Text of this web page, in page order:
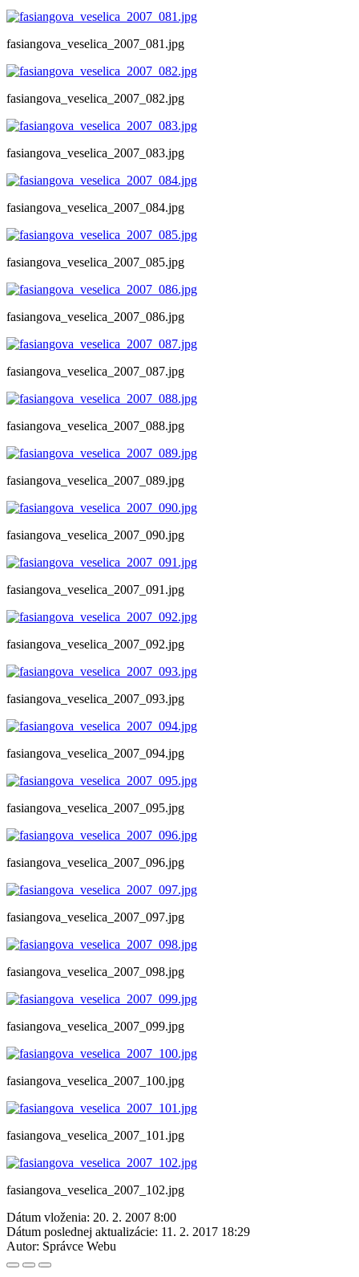
fasiangova_veselica_2007_081.jpg
fasiangova_veselica_2007_082.jpg
fasiangova_veselica_2007_083.jpg
fasiangova_veselica_2007_084.jpg
fasiangova_veselica_2007_085.jpg
fasiangova_veselica_2007_086.jpg
fasiangova_veselica_2007_087.jpg
fasiangova_veselica_2007_088.jpg
fasiangova_veselica_2007_089.jpg
fasiangova_veselica_2007_090.jpg
fasiangova_veselica_2007_091.jpg
fasiangova_veselica_2007_092.jpg
fasiangova_veselica_2007_093.jpg
fasiangova_veselica_2007_094.jpg
fasiangova_veselica_2007_095.jpg
fasiangova_veselica_2007_096.jpg
fasiangova_veselica_2007_097.jpg
fasiangova_veselica_2007_098.jpg
fasiangova_veselica_2007_099.jpg
fasiangova_veselica_2007_100.jpg
fasiangova_veselica_2007_101.jpg
fasiangova_veselica_2007_102.jpg
Dátum vloženia: 20. 2. 2007 8:00
Dátum poslednej aktualizácie: 11. 2. 2017 18:29
Autor: Správce Webu